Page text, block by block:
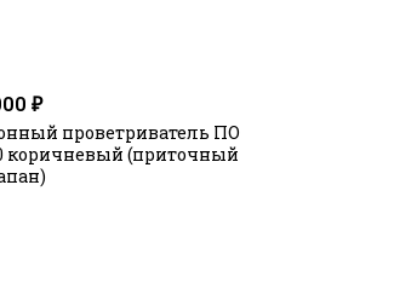
₽
проветриватель ПО
коричневый (приточный